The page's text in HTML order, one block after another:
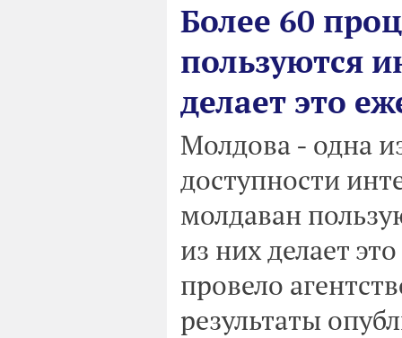
Более 60
пользуются
делает это
Молдова - одна
доступности
молдаван
из них делает
провело
результаты